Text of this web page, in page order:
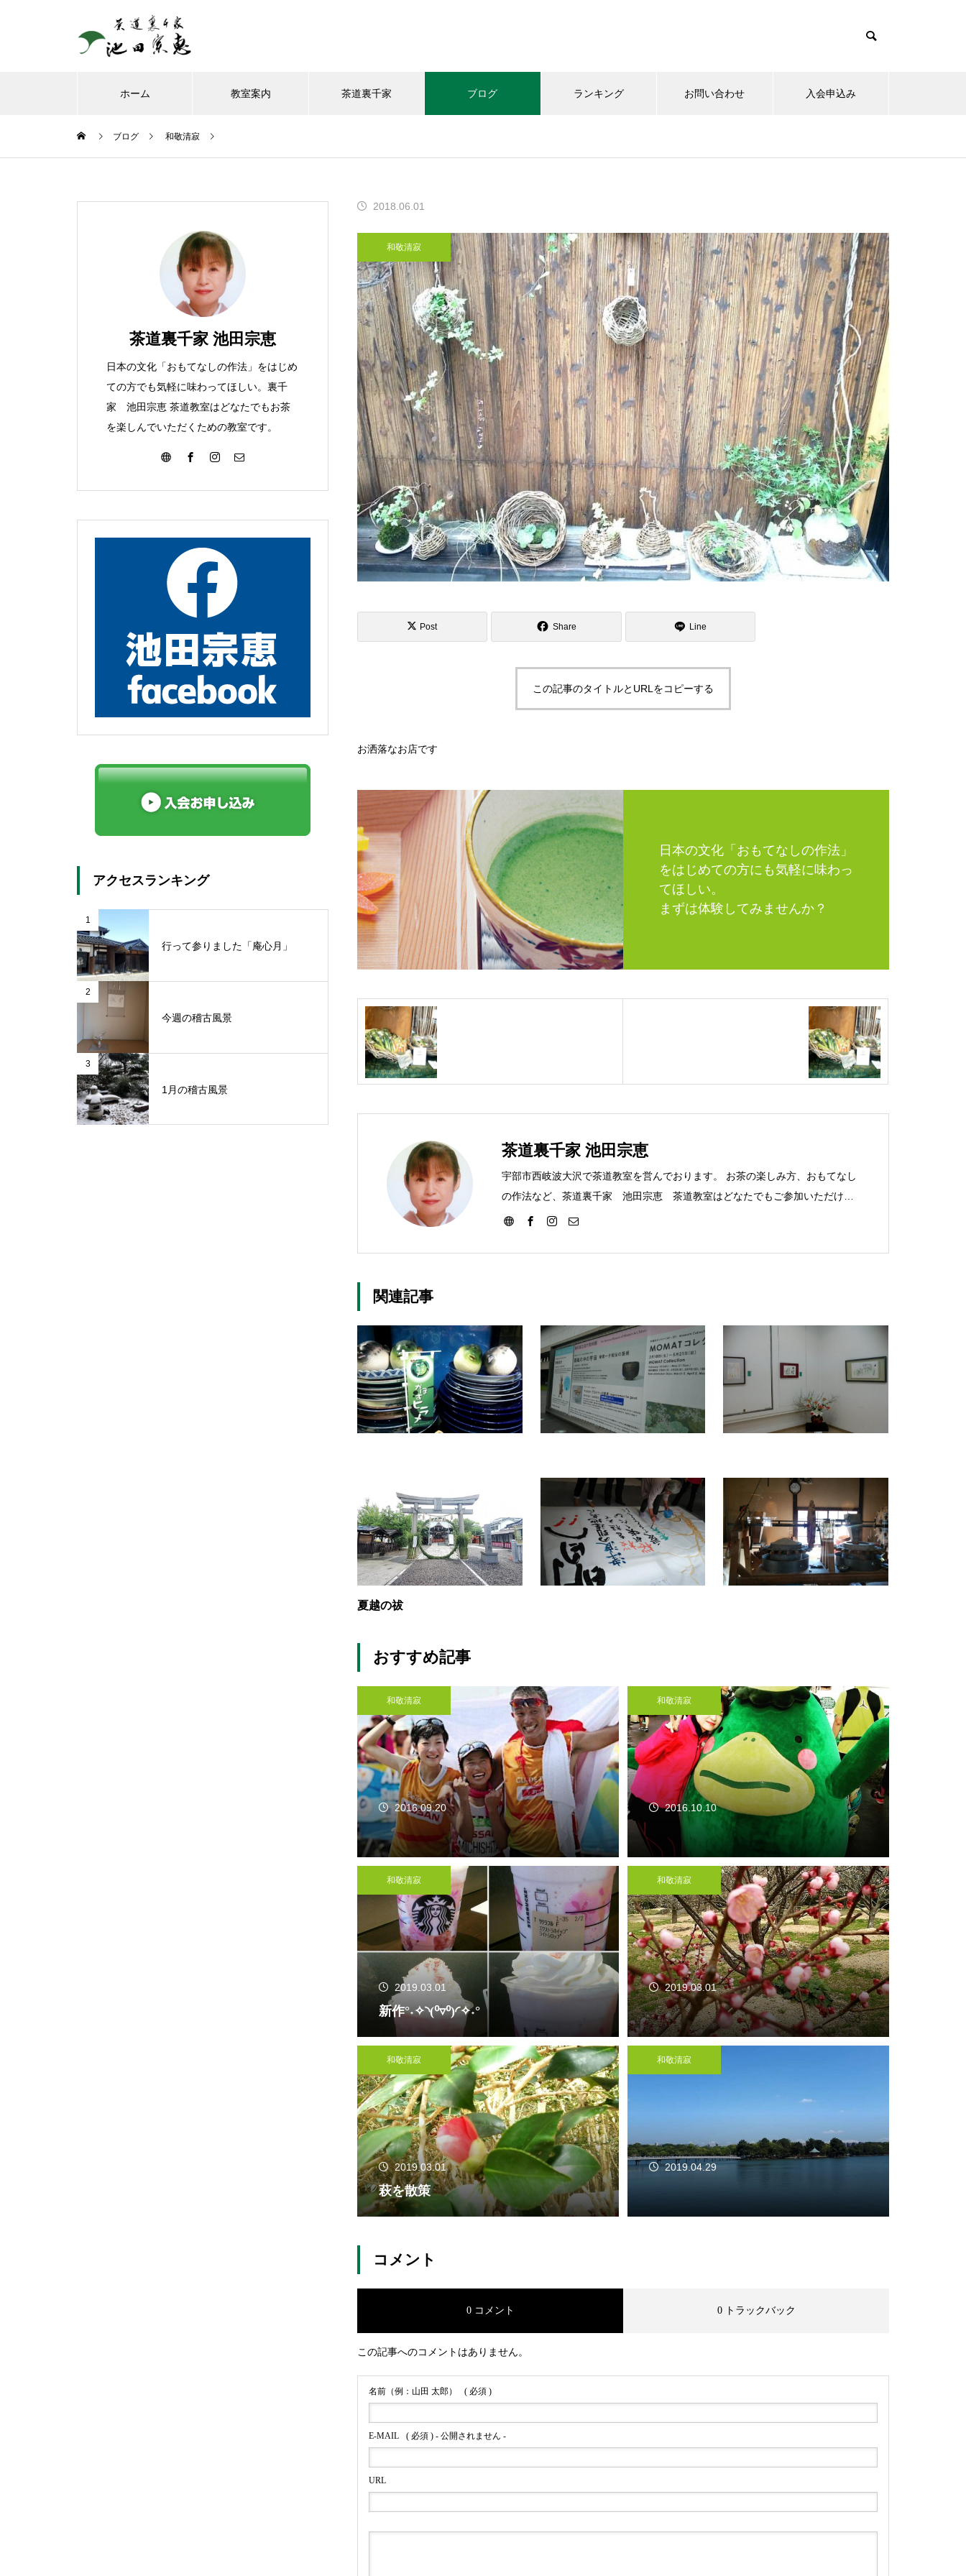
ホーム 教室案内 茶道裏千家 ブログ ランキング お問い合わせ 入会申込み
8月、お朔日詣りをさせて頂き
お榊のお水をかえてたら、見て
みて
こんな葉っぱ見つけまし
た
「おうちカフェありがと｣さん
へ行ってきました
魯山人展に行ってまいりました
風の強い5月の始まりですね
15日のお詣りをさせて頂きまし
た
俺クラマチネへ
2月 大炉の季節になりました
ブログ 和敬清寂
2018.06.01
和敬清寂
Post Share Line
この記事のタイトルとURLをコピーする
お洒落なお店です
日本の文化「おもてなしの作法」
をはじめての方にも気軽に味わっ
てほしい。
まずは体験してみませんか？
茶道裏千家 池田宗恵
宇部市西岐波大沢で茶道教室を営んでおります。 お茶の楽しみ方、おもてなし
の作法など、茶道裏千家 池田宗恵 茶道教室はどなたでもご参加いただけま
す。
関連記事
夏越の祓
おすすめ記事
和敬清寂
2016.09.20
和敬清寂
2016.10.10
和敬清寂
2019.03.01
新作°˖✧◝(⁰▿⁰)◜✧˖°
和敬清寂
2019.03.01
和敬清寂
2019.03.01
萩を散策
和敬清寂
2019.04.29
コメント
0 コメント 0 トラックバック
この記事へのコメントはありません。
名前（例：山田 太郎） ( 必須 )
E-MAIL ( 必須 ) - 公開されません -
URL
茶道裏千家 池田宗恵
日本の文化「おもてなしの作法」をはじめ
ての方でも気軽に味わってほしい。裏千
家 池田宗恵 茶道教室はどなたでもお茶
を楽しんでいただくための教室です。
アクセスランキング
1
行って参りました「庵心月」
2
今週の稽古風景
3
1月の稽古風景